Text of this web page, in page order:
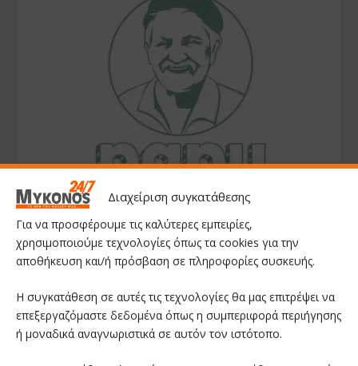
Διαχείριση συγκατάθεσης
Για να προσφέρουμε τις καλύτερες εμπειρίες,
χρησιμοποιούμε τεχνολογίες όπως τα cookies για την
αποθήκευση και/ή πρόσβαση σε πληροφορίες συσκευής.
Η συγκατάθεση σε αυτές τις τεχνολογίες θα μας επιτρέψει να
επεξεργαζόμαστε δεδομένα όπως η συμπεριφορά περιήγησης
ή μοναδικά αναγνωριστικά σε αυτόν τον ιστότοπο.